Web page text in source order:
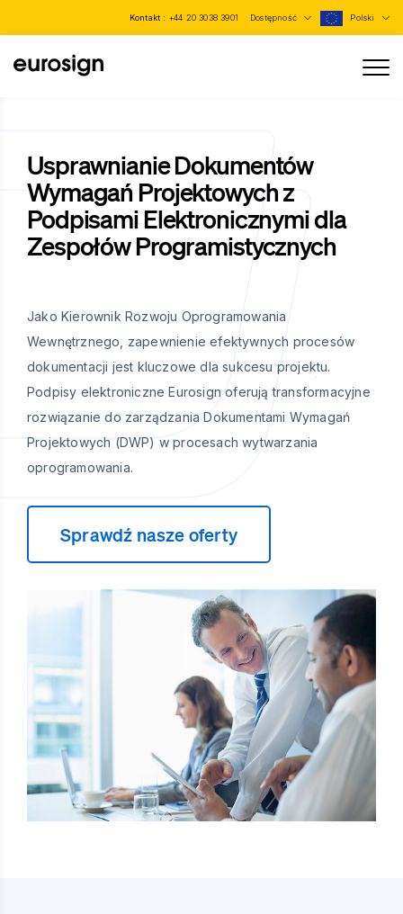
Kontakt : +44 20 3038 3901 Dostępność Polski
Usprawnianie Dokumentów
Wymagań Projektowych z
Podpisami Elektronicznymi dla
Zespołów Programistycznych
Jako Kierownik Rozwoju Oprogramowania
Wewnętrznego, zapewnienie efektywnych procesów
dokumentacji jest kluczowe dla sukcesu projektu.
Podpisy elektroniczne Eurosign oferują transformacyjne
rozwiązanie do zarządzania Dokumentami Wymagań
Projektowych (DWP) w procesach wytwarzania
oprogramowania.
Sprawdź nasze oferty